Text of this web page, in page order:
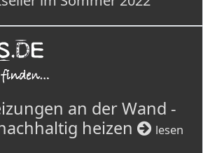
an der Wand -
heizen
lesen